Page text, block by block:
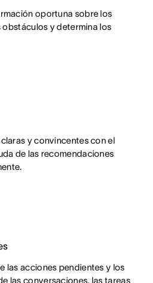
oportuna sobre los
y determina los
y convincentes con el
de las recomendaciones
las acciones pendientes y los
las conversaciones, las tareas